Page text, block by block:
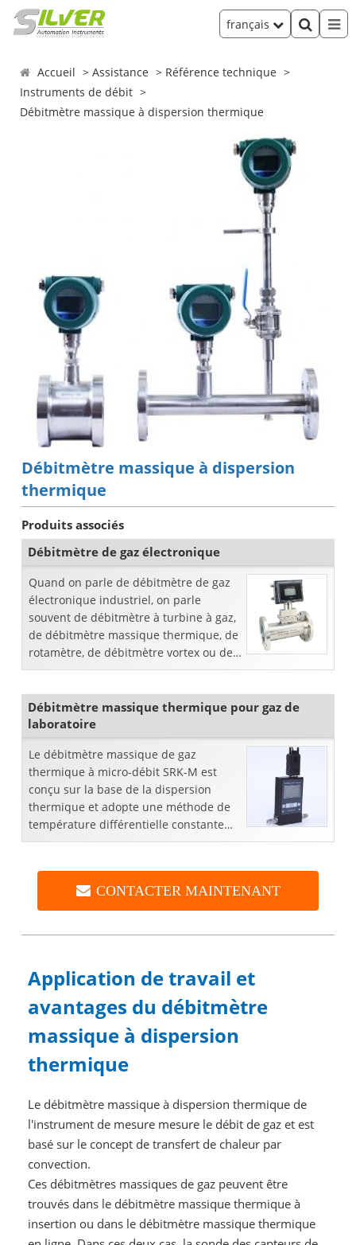
français
Accueil Assistance
Référence technique
Instruments de débit
Débitmètre massique à dispersion thermique
Débitmètre massique à dispersion
thermique
Produits associés
Débitmètre de gaz électronique
Quand on parle de débitmètre de gaz
électronique industriel, on parle
souvent de débitmètre à turbine à gaz,
de débitmètre massique thermique, de
rotamètre, de débitmètre vortex ou de
débitmètre Coriolis ...
Débitmètre massique thermique pour gaz de
laboratoire
Le débitmètre massique de gaz
thermique à micro-débit SRK-M est
conçu sur la base de la dispersion
thermique et adopte une méthode de
température différentielle constante
pour mesurer le débit de gaz. Il ne
CONTACTER MAINTENANT
Application de travail et
avantages du débitmètre
massique à dispersion
thermique
Le débitmètre massique à dispersion thermique de
l'instrument de mesure mesure le débit de gaz et est
basé sur le concept de transfert de chaleur par
convection.
Ces débitmètres massiques de gaz peuvent être
trouvés dans le débitmètre massique thermique à
insertion ou dans le débitmètre massique thermique